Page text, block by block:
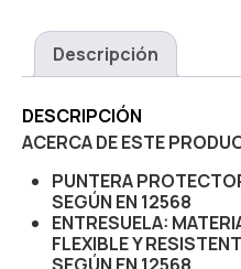
Descripción
DESCRIPCIÓN
ACERCA DE ESTE
PUNTERA
SEGÚN EN 12568
ENTRESUELA:
FLEXIBLE Y